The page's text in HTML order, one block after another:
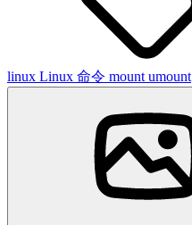
linux Linux 命令 mount umount